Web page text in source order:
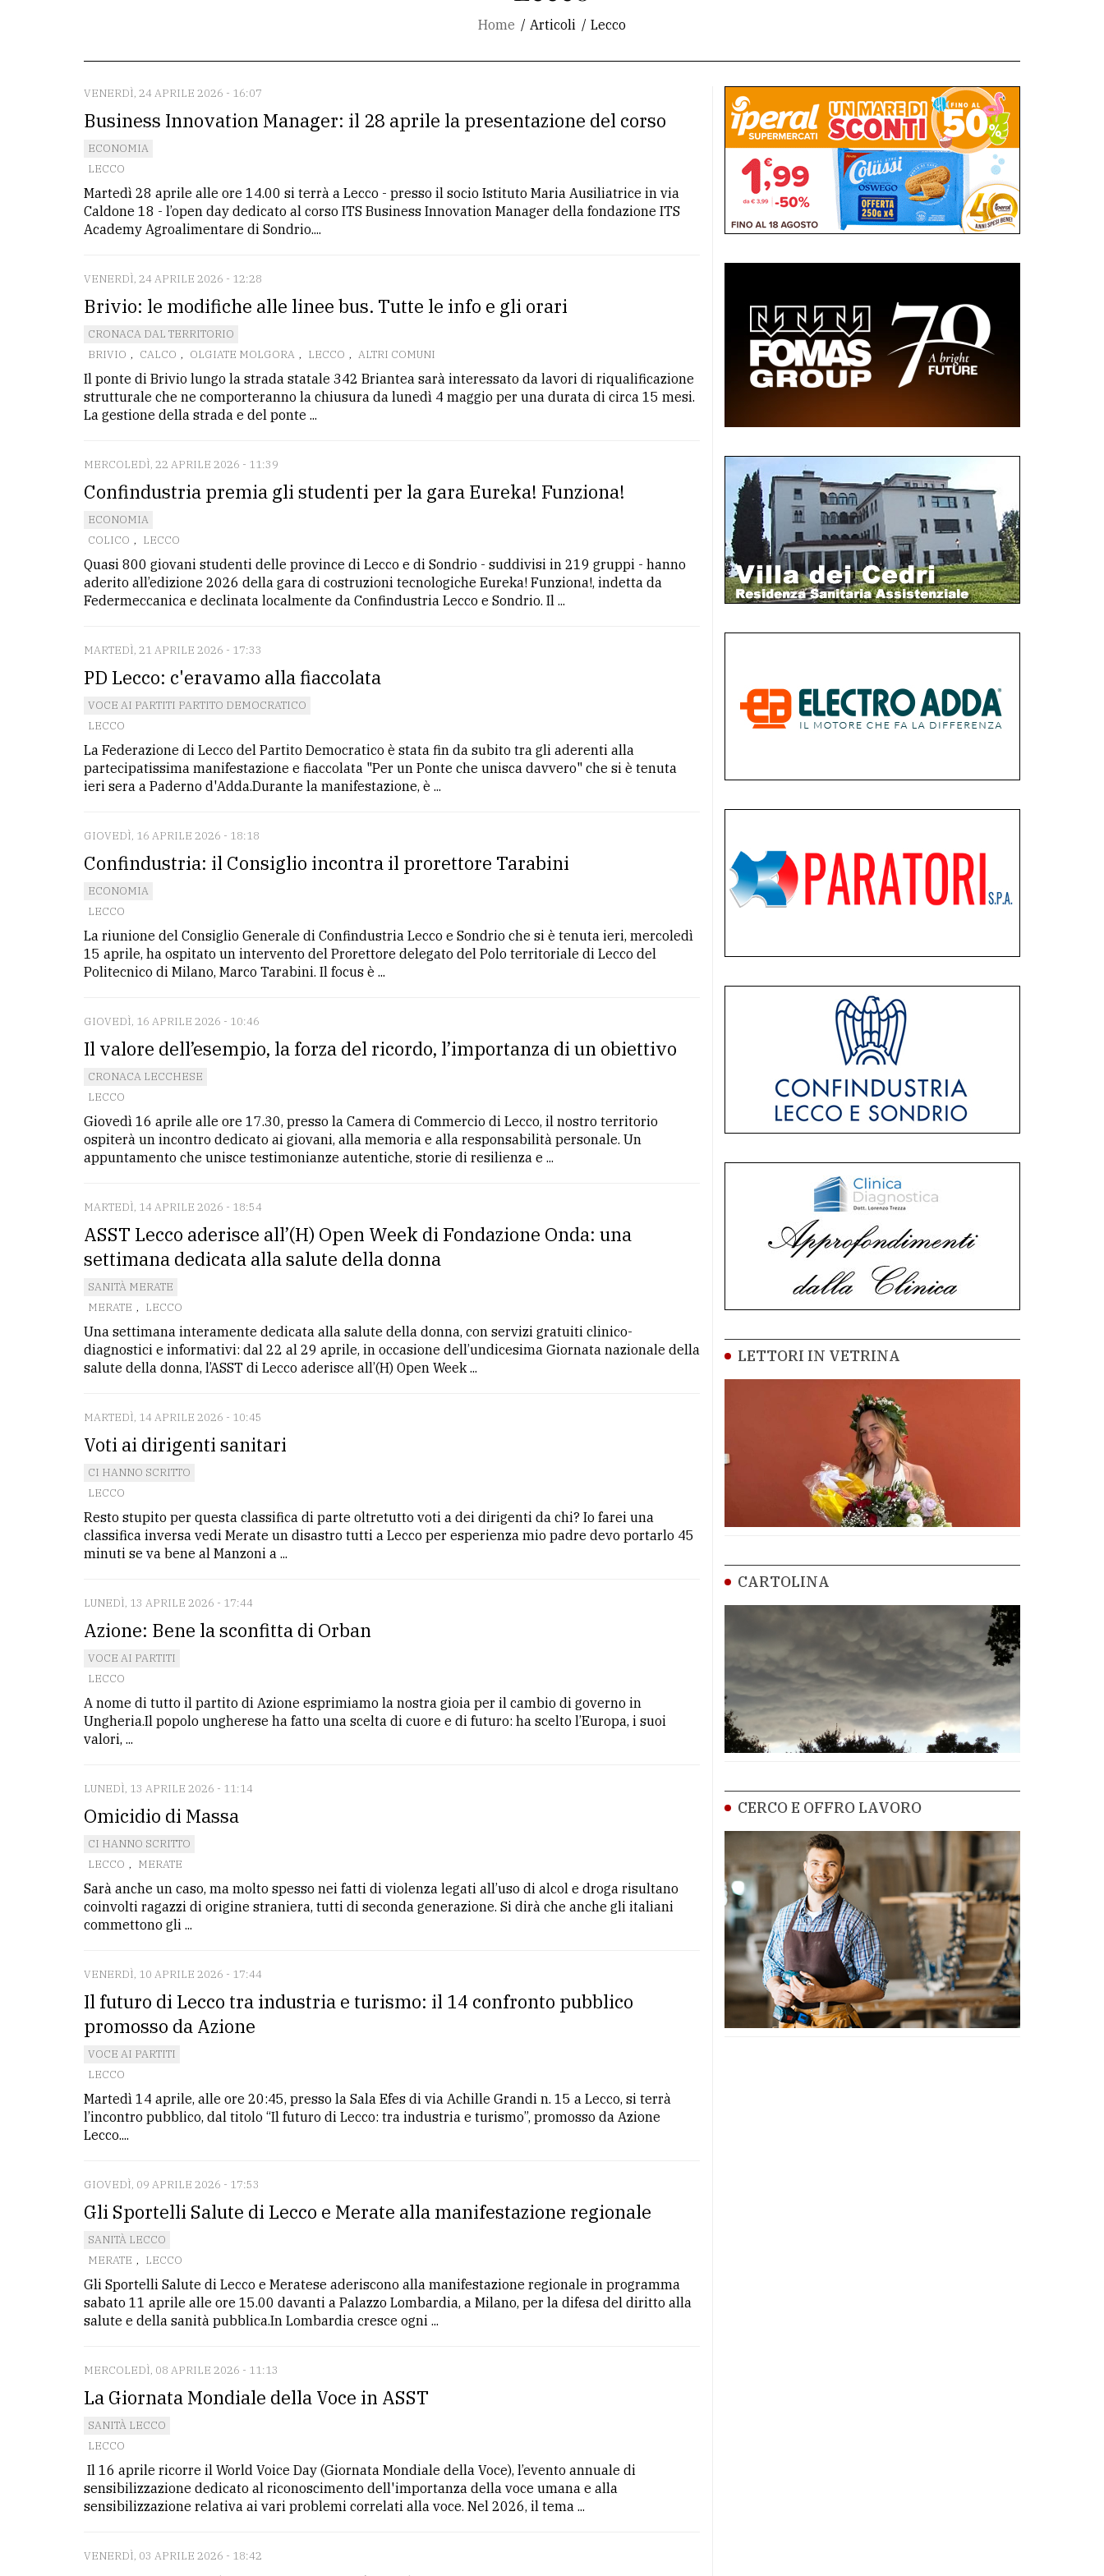
Home Articoli Lecco
VENERDÌ, 24 APRILE 2026 - 16:07
Business Innovation Manager: il 28 aprile la presentazione del corso
ECONOMIA
LECCO
Martedì 28 aprile alle ore 14.00 si terrà a Lecco - presso il socio Istituto Maria Ausiliatrice in via
Caldone 18 - l’open day dedicato al corso ITS Business Innovation Manager della fondazione ITS
Academy Agroalimentare di Sondrio....
VENERDÌ, 24 APRILE 2026 - 12:28
Brivio: le modifiche alle linee bus. Tutte le info e gli orari
CRONACA DAL TERRITORIO
BRIVIO , CALCO , OLGIATE MOLGORA , LECCO , ALTRI COMUNI
Il ponte di Brivio lungo la strada statale 342 Briantea sarà interessato da lavori di riqualificazione
strutturale che ne comporteranno la chiusura da lunedì 4 maggio per una durata di circa 15 mesi.
La gestione della strada e del ponte ...
MERCOLEDÌ, 22 APRILE 2026 - 11:39
Confindustria premia gli studenti per la gara Eureka! Funziona!
ECONOMIA
COLICO , LECCO
Quasi 800 giovani studenti delle province di Lecco e di Sondrio - suddivisi in 219 gruppi - hanno
aderito all’edizione 2026 della gara di costruzioni tecnologiche Eureka! Funziona!, indetta da
Federmeccanica e declinata localmente da Confindustria Lecco e Sondrio. Il ...
MARTEDÌ, 21 APRILE 2026 - 17:33
PD Lecco: c'eravamo alla fiaccolata
VOCE AI PARTITI PARTITO DEMOCRATICO
LECCO
La Federazione di Lecco del Partito Democratico è stata fin da subito tra gli aderenti alla
partecipatissima manifestazione e fiaccolata "Per un Ponte che unisca davvero" che si è tenuta
ieri sera a Paderno d'Adda.Durante la manifestazione, è ...
GIOVEDÌ, 16 APRILE 2026 - 18:18
Confindustria: il Consiglio incontra il prorettore Tarabini
ECONOMIA
LECCO
La riunione del Consiglio Generale di Confindustria Lecco e Sondrio che si è tenuta ieri, mercoledì
15 aprile, ha ospitato un intervento del Prorettore delegato del Polo territoriale di Lecco del
Politecnico di Milano, Marco Tarabini. Il focus è ...
GIOVEDÌ, 16 APRILE 2026 - 10:46
Il valore dell’esempio, la forza del ricordo, l’importanza di un obiettivo
CRONACA LECCHESE
LECCO
Giovedì 16 aprile alle ore 17.30, presso la Camera di Commercio di Lecco, il nostro territorio
ospiterà un incontro dedicato ai giovani, alla memoria e alla responsabilità personale. Un
appuntamento che unisce testimonianze autentiche, storie di resilienza e ...
MARTEDÌ, 14 APRILE 2026 - 18:54
ASST Lecco aderisce all’(H) Open Week di Fondazione Onda: una
settimana dedicata alla salute della donna
SANITÀ MERATE
MERATE , LECCO
Una settimana interamente dedicata alla salute della donna, con servizi gratuiti clinico-
diagnostici e informativi: dal 22 al 29 aprile, in occasione dell’undicesima Giornata nazionale della
salute della donna, l’ASST di Lecco aderisce all’(H) Open Week ...
MARTEDÌ, 14 APRILE 2026 - 10:45
Voti ai dirigenti sanitari
CI HANNO SCRITTO
LECCO
Resto stupito per questa classifica di parte oltretutto voti a dei dirigenti da chi? Io farei una
classifica inversa vedi Merate un disastro tutti a Lecco per esperienza mio padre devo portarlo 45
minuti se va bene al Manzoni a ...
LUNEDÌ, 13 APRILE 2026 - 17:44
Azione: Bene la sconfitta di Orban
VOCE AI PARTITI
LECCO
A nome di tutto il partito di Azione esprimiamo la nostra gioia per il cambio di governo in
Ungheria.Il popolo ungherese ha fatto una scelta di cuore e di futuro: ha scelto l’Europa, i suoi
valori, ...
LUNEDÌ, 13 APRILE 2026 - 11:14
Omicidio di Massa
CI HANNO SCRITTO
LECCO , MERATE
Sarà anche un caso, ma molto spesso nei fatti di violenza legati all’uso di alcol e droga risultano
coinvolti ragazzi di origine straniera, tutti di seconda generazione. Si dirà che anche gli italiani
commettono gli ...
VENERDÌ, 10 APRILE 2026 - 17:44
Il futuro di Lecco tra industria e turismo: il 14 confronto pubblico
promosso da Azione
VOCE AI PARTITI
LECCO
Martedì 14 aprile, alle ore 20:45, presso la Sala Efes di via Achille Grandi n. 15 a Lecco, si terrà
l’incontro pubblico, dal titolo “Il futuro di Lecco: tra industria e turismo”, promosso da Azione
Lecco....
GIOVEDÌ, 09 APRILE 2026 - 17:53
Gli Sportelli Salute di Lecco e Merate alla manifestazione regionale
SANITÀ LECCO
MERATE , LECCO
Gli Sportelli Salute di Lecco e Meratese aderiscono alla manifestazione regionale in programma
sabato 11 aprile alle ore 15.00 davanti a Palazzo Lombardia, a Milano, per la difesa del diritto alla
salute e della sanità pubblica.In Lombardia cresce ogni ...
MERCOLEDÌ, 08 APRILE 2026 - 11:13
La Giornata Mondiale della Voce in ASST
SANITÀ LECCO
LECCO
Il 16 aprile ricorre il World Voice Day (Giornata Mondiale della Voce), l’evento annuale di
sensibilizzazione dedicato al riconoscimento dell'importanza della voce umana e alla
sensibilizzazione relativa ai vari problemi correlati alla voce. Nel 2026, il tema ...
VENERDÌ, 03 APRILE 2026 - 18:42
LETTORI IN VETRINA
CARTOLINA
CERCO E OFFRO LAVORO